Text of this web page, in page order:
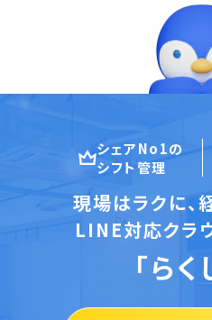
シェアNo1の
シフト管理
現場はラクに、
LINE対応クラ
「らく